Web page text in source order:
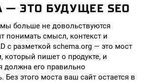
— ЭТО БУДУЩЕЕ SEO
больше не довольствуются
понимать смысл, контекст и
с разметкой schema.org — это мост
который пишет о продукте, и
должна его правильно
Без этого моста ваш сайт остается в